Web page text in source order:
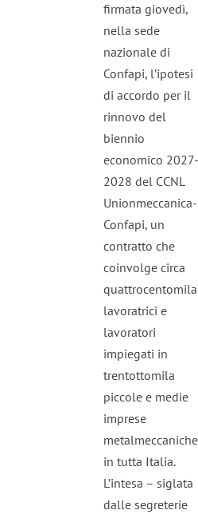
firmata giovedì,
nella sede
nazionale di
Confapi, l’ipotesi
di accordo per il
rinnovo del
biennio
economico 2027-
2028 del CCNL
Unionmeccanica-
Confapi, un
contratto che
coinvolge circa
quattrocentomila
lavoratrici e
lavoratori
impiegati in
trentottomila
piccole e medie
imprese
metalmeccaniche
in tutta Italia.
L’intesa – siglata
dalle segreterie